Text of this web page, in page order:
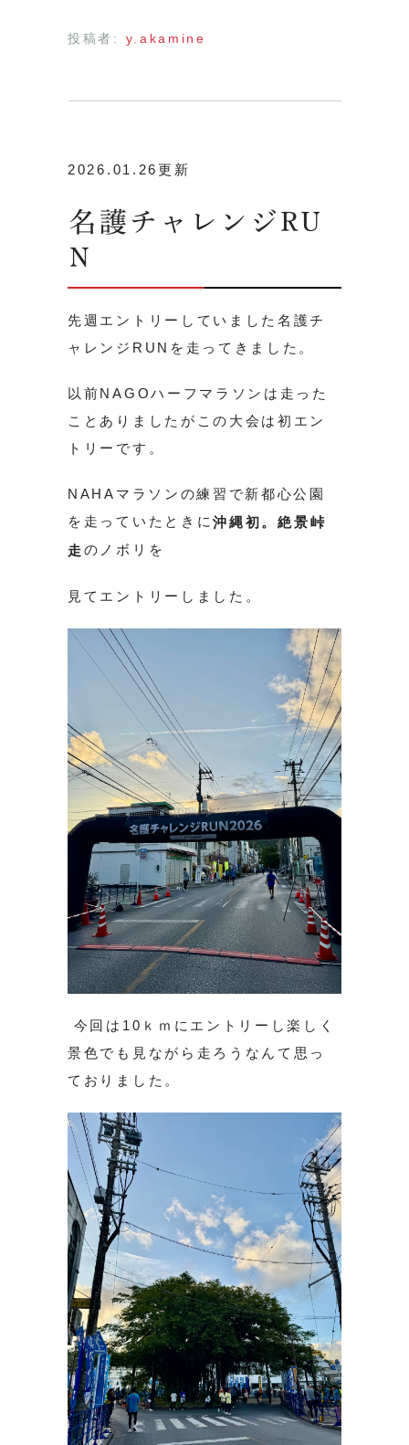
投稿者: y.akamine
2026.01.26更新
名護チャレンジRU
N
先週エントリーしていました名護チ
ャレンジRUNを走ってきました。
以前NAGOハーフマラソンは走った
ことありましたがこの大会は初エン
トリーです。
NAHAマラソンの練習で新都心公園
を走っていたときに沖縄初。絶景峠
走のノボリを
見てエントリーしました。
今回は10ｋｍにエントリーし楽しく
景色でも見ながら走ろうなんて思っ
ておりました。